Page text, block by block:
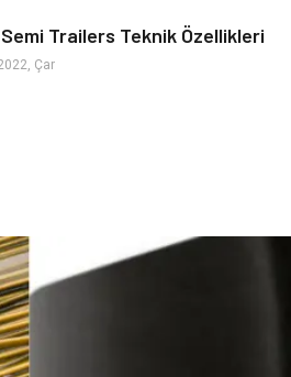
Trailers Teknik Özellikleri
Çar